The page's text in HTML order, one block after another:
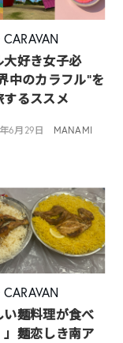
CARAVAN
大好き女子必
中のカラフル”を
するススメ
6月29日 MANAMI
CARAVAN
い麺料理が食べ
」麺恋しき南ア